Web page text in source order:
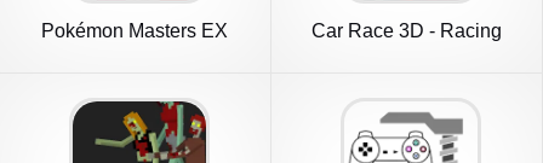
Pokémon Masters EX
Car Race 3D - Racing